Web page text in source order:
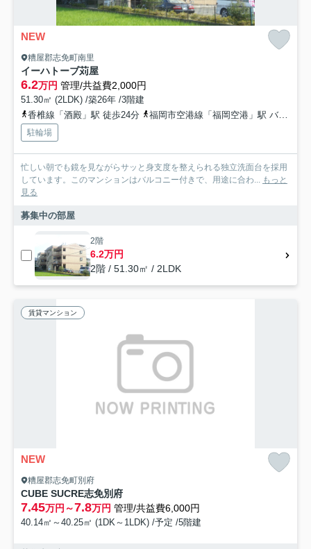
NEW
糟屋郡志免町南里
イーハトーブ苅屋
6.2万円 管理/共益費2,000円
51.30㎡ (2LDK) /築26年 /3階建
香椎線「酒殿」駅 徒歩24分
福岡市空港線「福岡空港」駅 バス8分 「苅屋」 停歩3分
駐輪場
忙しい朝でも鏡を見ながらサッと身支度を整えられる独立洗面台を採用
しています。このマンションはバルコニー付きで、用途に合わ... もっと
見る
募集中の部屋
2階
6.2万円
2階 / 51.30㎡ / 2LDK
賃貸マンション
NEW
糟屋郡志免町別府
CUBE SUCRE志免別府
7.45万円～7.8万円 管理/共益費6,000円
40.14㎡～40.25㎡ (1DK～1LDK) /予定 /5階建